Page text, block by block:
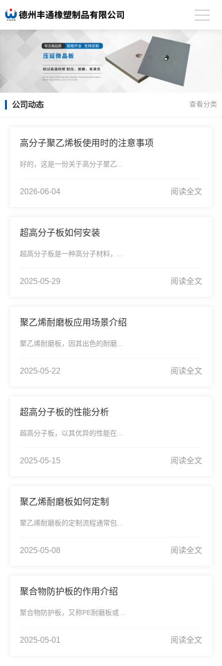
公司动态 查看分类
高分子聚乙烯板使用时的注意事项
好的，这是一份关于高分子聚乙...
2026-06-04 阅读全文
超高分子板如何安装
超高分子板是一种高分子材料，...
2025-05-29 阅读全文
聚乙烯耐磨板应用场景介绍
聚乙烯耐磨板，因其出色的耐磨...
2025-05-22 阅读全文
超高分子板的性能分析
超高分子板，以其优异的性能在...
2025-05-15 阅读全文
聚乙烯耐磨板如何定制
聚乙烯耐磨板的定制流程通常包...
2025-05-08 阅读全文
聚合物防护板的作用介绍
聚合物防护板，又称PE耐磨板或...
2025-05-01 阅读全文